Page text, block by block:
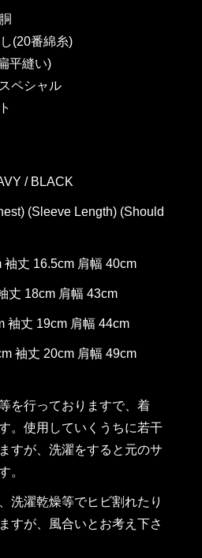
(20番綿糸)
平縫い)
ペシャル
/ BLACK
(Sleeve Length) (Should
丈 16.5cm 肩幅 40cm
丈 18cm 肩幅 43cm
袖丈 19cm 肩幅 44cm
袖丈 20cm 肩幅 49cm
を行っておりますで、着
。使用していくうちに若干
すが、洗濯をすると元のサ
。
洗濯乾燥等でヒビ割れたり
すが、風合いとお考え下さ